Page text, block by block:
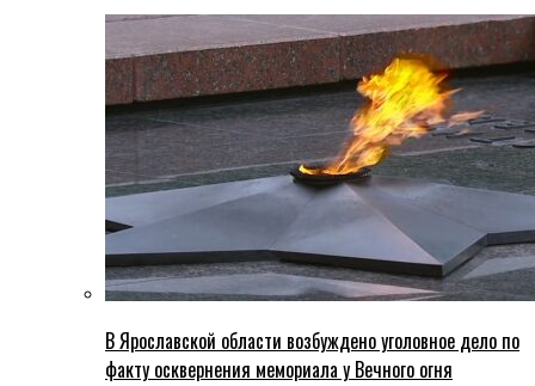
В Ярославской области возбуждено уголовное дело по
факту осквернения мемориала у Вечного огня